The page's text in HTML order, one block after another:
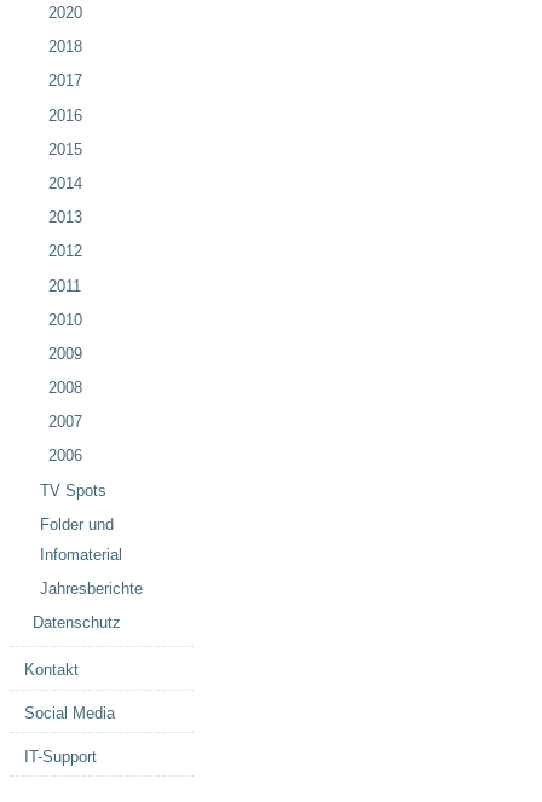
2020
2018
2017
2016
2015
2014
2013
2012
2011
2010
2009
2008
2007
2006
TV Spots
Folder und
Infomaterial
Jahresberichte
Datenschutz
Kontakt
Social Media
IT-Support